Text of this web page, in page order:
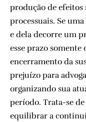
produção de efeitos
processuais. Se
e dela decorre um
esse prazo somente
encerramento da
prejuízo para
organizando sua
período. Trata-se
equilibrar a